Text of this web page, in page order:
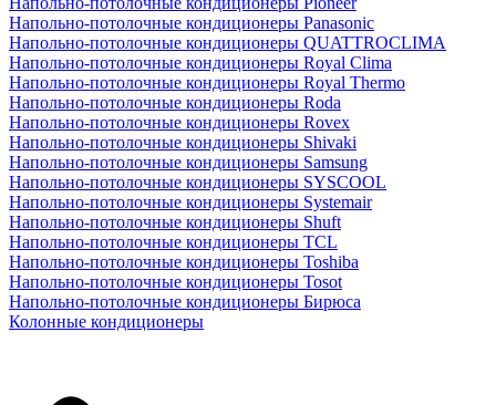
Напольно-потолочные кондиционеры Panasonic
Напольно-потолочные кондиционеры QUATTROCLIMA
Напольно-потолочные кондиционеры Royal Clima
Напольно-потолочные кондиционеры Royal Thermo
Напольно-потолочные кондиционеры Roda
Напольно-потолочные кондиционеры Rovex
Напольно-потолочные кондиционеры Shivaki
Напольно-потолочные кондиционеры Samsung
Напольно-потолочные кондиционеры SYSCOOL
Напольно-потолочные кондиционеры Systemair
Напольно-потолочные кондиционеры Shuft
Напольно-потолочные кондиционеры TCL
Напольно-потолочные кондиционеры Toshiba
Напольно-потолочные кондиционеры Tosot
Напольно-потолочные кондиционеры Бирюса
Колонные кондиционеры